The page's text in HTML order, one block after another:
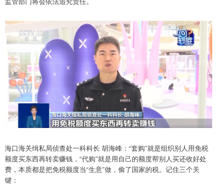
海口海关缉私局侦查处一科科长 胡海峰：“套购”就是组织别人用免税
额度买东西再转卖赚钱，“代购”就是用自己的额度帮别人买还收好处
费，本质都是把免税额度当“生意”做，偷了国家的税。记住三个关
键：